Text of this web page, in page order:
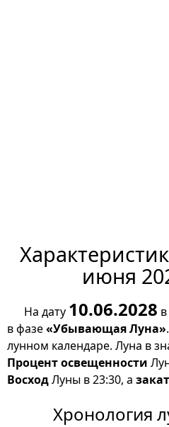
июня
На дату 10.06.2028 в
в фазе«Убывающая Луна»
лунном календаре. Луна в
Процент освещенности
ВосходЛуны в 23:30, а закат
Хронология